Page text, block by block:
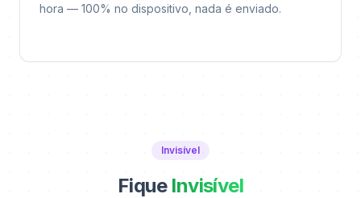
hora — 100% no dispositivo, nada é enviado.
Invisível
FiqueInvisível